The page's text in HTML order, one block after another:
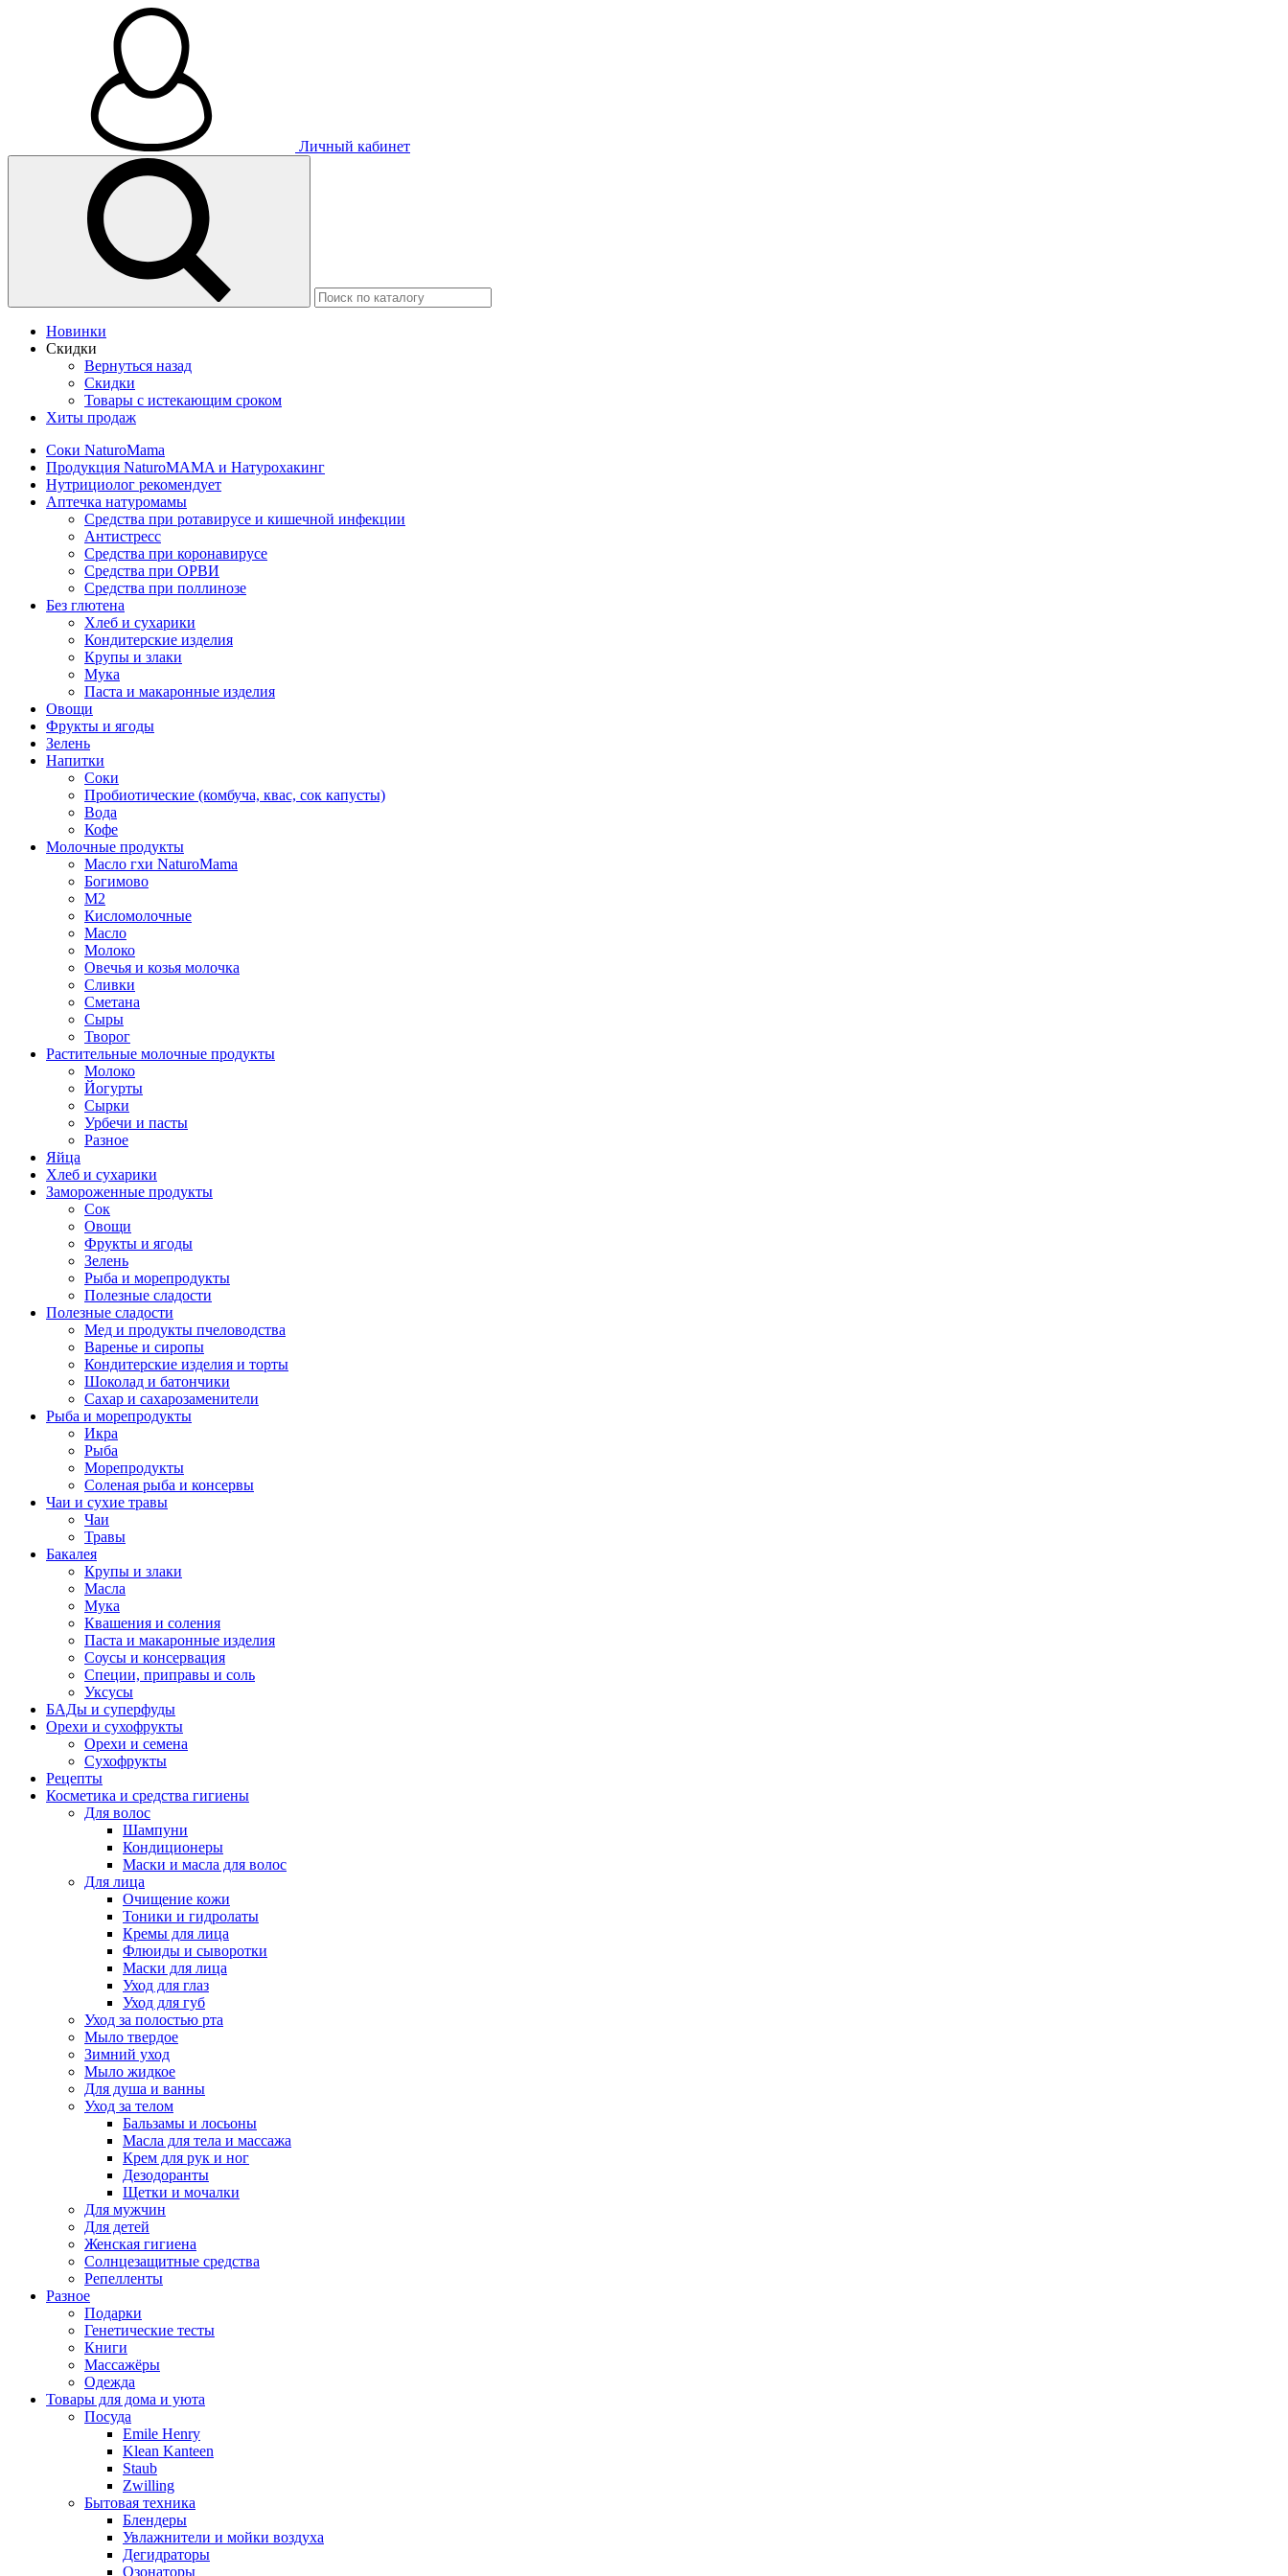
Личный кабинет
Новинки
Скидки
Вернуться назад
Скидки
Товары с истекающим сроком
Хиты продаж
Соки NaturoMama
Продукция NaturoMAMA и Натурохакинг
Нутрициолог рекомендует
Аптечка натуромамы
Средства при ротавирусе и кишечной инфекции
Антистресс
Средства при коронавирусе
Средства при ОРВИ
Средства при поллинозе
Без глютена
Хлеб и сухарики
Кондитерские изделия
Крупы и злаки
Мука
Паста и макаронные изделия
Овощи
Фрукты и ягоды
Зелень
Напитки
Соки
Пробиотические (комбуча, квас, сок капусты)
Вода
Кофе
Молочные продукты
Масло гхи NaturoMama
Богимово
М2
Кисломолочные
Масло
Молоко
Овечья и козья молочка
Сливки
Сметана
Сыры
Творог
Растительные молочные продукты
Молоко
Йогурты
Сырки
Урбечи и пасты
Разное
Яйца
Хлеб и сухарики
Замороженные продукты
Сок
Овощи
Фрукты и ягоды
Зелень
Рыба и морепродукты
Полезные сладости
Полезные сладости
Мед и продукты пчеловодства
Варенье и сиропы
Кондитерские изделия и торты
Шоколад и батончики
Сахар и сахарозаменители
Рыба и морепродукты
Икра
Рыба
Морепродукты
Соленая рыба и консервы
Чаи и сухие травы
Чаи
Травы
Бакалея
Крупы и злаки
Масла
Мука
Квашения и соления
Паста и макаронные изделия
Соусы и консервация
Специи, приправы и соль
Уксусы
БАДы и суперфуды
Орехи и сухофрукты
Орехи и семена
Сухофрукты
Рецепты
Косметика и средства гигиены
Для волос
Шампуни
Кондиционеры
Маски и масла для волос
Для лица
Очищение кожи
Тоники и гидролаты
Кремы для лица
Флюиды и сыворотки
Маски для лица
Уход для глаз
Уход для губ
Уход за полостью рта
Мыло твердое
Зимний уход
Мыло жидкое
Для душа и ванны
Уход за телом
Бальзамы и лосьоны
Масла для тела и массажа
Крем для рук и ног
Дезодоранты
Щетки и мочалки
Для мужчин
Для детей
Женская гигиена
Солнцезащитные средства
Репелленты
Разное
Подарки
Генетические тесты
Книги
Массажёры
Одежда
Товары для дома и уюта
Посуда
Emile Henry
Klean Kanteen
Staub
Zwilling
Бытовая техника
Блендеры
Увлажнители и мойки воздуха
Дегидраторы
Озонаторы